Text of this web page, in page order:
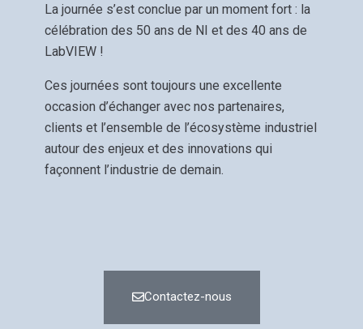
La journée s’est conclue par un moment fort : la
célébration des 50 ans de NI et des 40 ans de
LabVIEW !
Ces journées sont toujours une excellente
occasion d’échanger avec nos partenaires,
clients et l’ensemble de l’écosystème industriel
autour des enjeux et des innovations qui
façonnent l’industrie de demain.
Contactez-nous